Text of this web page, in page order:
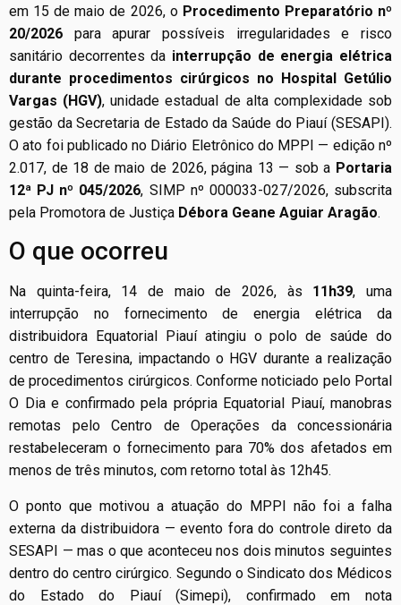
em 15 de maio de 2026, o Procedimento Preparatório nº
20/2026 para apurar possíveis irregularidades e risco
sanitário decorrentes da interrupção de energia elétrica
durante procedimentos cirúrgicos no Hospital Getúlio
Vargas (HGV), unidade estadual de alta complexidade sob
gestão da Secretaria de Estado da Saúde do Piauí (SESAPI).
O ato foi publicado no Diário Eletrônico do MPPI — edição nº
2.017, de 18 de maio de 2026, página 13 — sob a Portaria
12ª PJ nº 045/2026, SIMP nº 000033-027/2026, subscrita
pela Promotora de Justiça Débora Geane Aguiar Aragão.
O que ocorreu
Na quinta-feira, 14 de maio de 2026, às 11h39, uma
interrupção no fornecimento de energia elétrica da
distribuidora Equatorial Piauí atingiu o polo de saúde do
centro de Teresina, impactando o HGV durante a realização
de procedimentos cirúrgicos. Conforme noticiado pelo Portal
O Dia e confirmado pela própria Equatorial Piauí, manobras
remotas pelo Centro de Operações da concessionária
restabeleceram o fornecimento para 70% dos afetados em
menos de três minutos, com retorno total às 12h45.
O ponto que motivou a atuação do MPPI não foi a falha
externa da distribuidora — evento fora do controle direto da
SESAPI — mas o que aconteceu nos dois minutos seguintes
dentro do centro cirúrgico. Segundo o Sindicato dos Médicos
do Estado do Piauí (Simepi), confirmado em nota